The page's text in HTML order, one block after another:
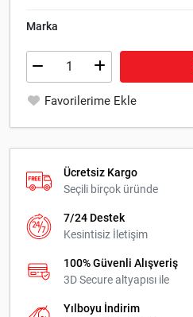
Marka
Favorilerime Ekle
Ücretsiz Kargo
Seçili birçok üründe
7/24 Destek
Kesintisiz İletişim
100% Güvenli Alışveriş
3D Secure altyapısı ile
Yılboyu İndirim